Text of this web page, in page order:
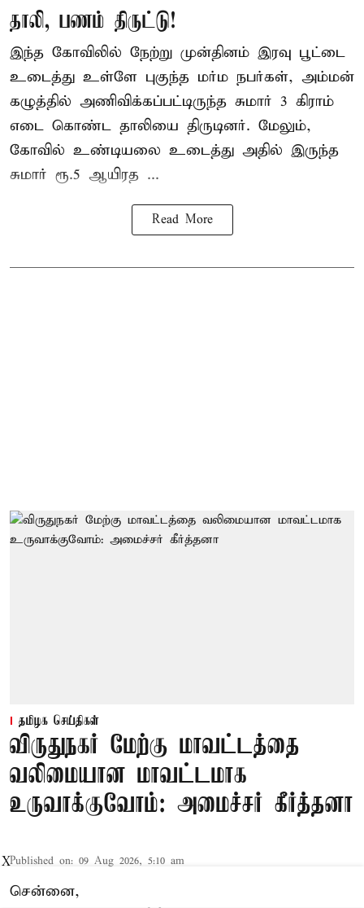
தாலி, பணம் திருட்டு!
இந்த கோவிலில் நேற்று முன்தினம் இரவு பூட்டை
உடைத்து உள்ளே புகுந்த மர்ம நபர்கள், அம்மன்
கழுத்தில் அணிவிக்கப்பட்டிருந்த சுமார் 3 கிராம்
எடை கொண்ட தாலியை திருடினர். மேலும்,
கோவில் உண்டியலை உடைத்து அதில் இருந்த
சுமார் ரூ.5 ஆயிரத ...
Read More
தமிழக செய்திகள்
விருதுநகர் மேற்கு மாவட்டத்தை
வலிமையான மாவட்டமாக
உருவாக்குவோம்: அமைச்சர் கீர்த்தனா
Published on: 09 Aug 2026, 5:10 am
சென்னை,
X